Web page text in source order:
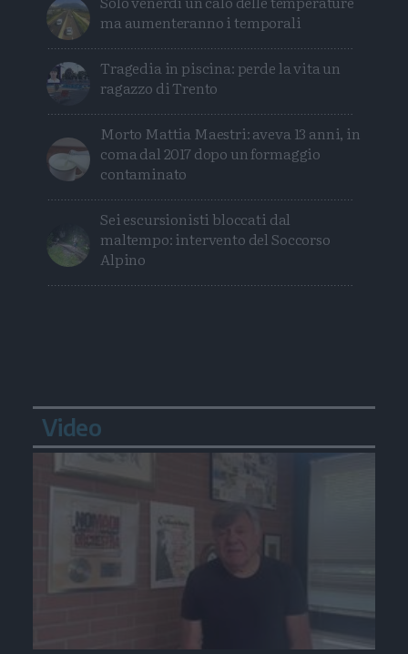
ma aumenteranno i temporali
Tragedia in piscina: perde la vita un
ragazzo di Trento
Morto Mattia Maestri: aveva 13 anni, in
coma dal 2017 dopo un formaggio
contaminato
Sei escursionisti bloccati dal
maltempo: intervento del Soccorso
Alpino
Video